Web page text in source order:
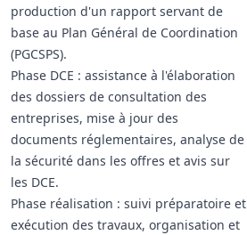
production d'un rapport servant de
base au Plan Général de Coordination
(PGCSPS).
Phase DCE : assistance à l'élaboration
des dossiers de consultation des
entreprises, mise à jour des
documents réglementaires, analyse de
la sécurité dans les offres et avis sur
les DCE.
Phase réalisation : suivi préparatoire et
exécution des travaux, organisation et